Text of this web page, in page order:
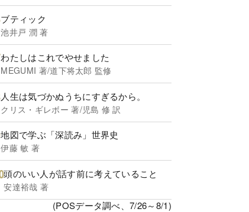
ブティック
池井戸 潤 著
わたしはこれでやせました
MEGUMI 著/道下将太郎 監修
人生は気づかぬうちにすぎるから。
クリス・ギレボー 著/児島 修 訳
地図で学ぶ「深読み」世界史
伊藤 敏 著
頭のいい人が話す前に考えていること
安達裕哉 著
(POSデータ調べ、7/26～8/1)